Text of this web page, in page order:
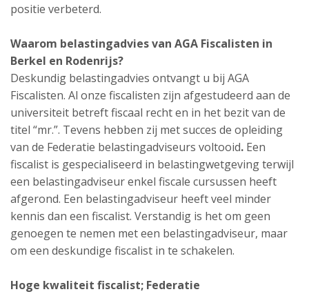
positie verbeterd.
Waarom belastingadvies van AGA Fiscalisten in
Berkel en Rodenrijs?
Deskundig belastingadvies ontvangt u bij AGA
Fiscalisten. Al onze fiscalisten zijn afgestudeerd aan de
universiteit betreft fiscaal recht en in het bezit van de
titel “mr.”. Tevens hebben zij met succes de opleiding
van de Federatie belastingadviseurs voltooid. Een
fiscalist is gespecialiseerd in belastingwetgeving terwijl
een belastingadviseur enkel fiscale cursussen heeft
afgerond. Een belastingadviseur heeft veel minder
kennis dan een fiscalist. Verstandig is het om geen
genoegen te nemen met een belastingadviseur, maar
om een deskundige fiscalist in te schakelen.
Hoge kwaliteit fiscalist; Federatie